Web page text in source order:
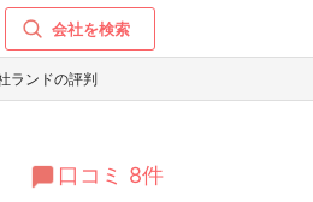
会社を検索
ランドの評判
口コミ 8件